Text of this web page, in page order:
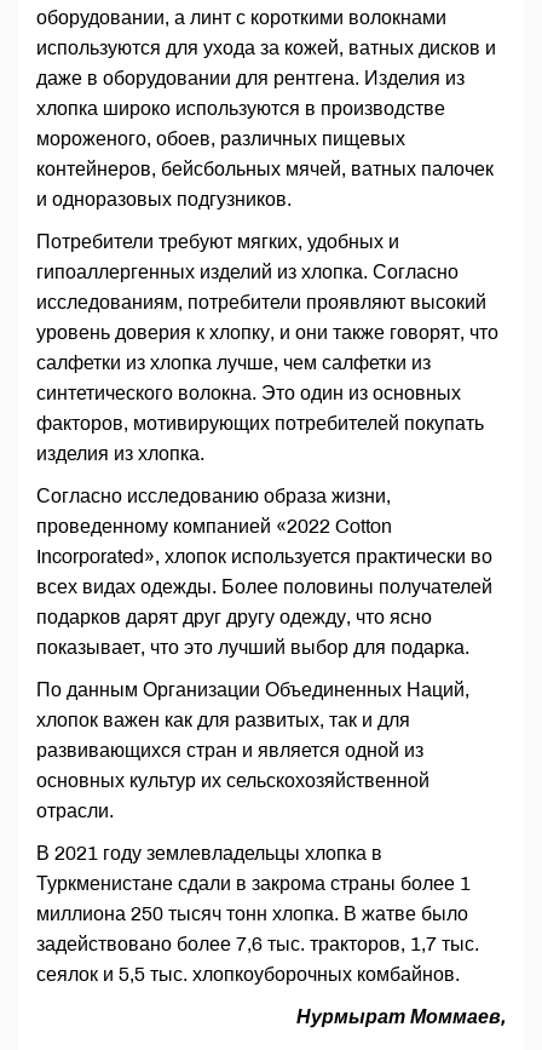
оборудовании, а линт с короткими волокнами
используются для ухода за кожей, ватных дисков и
даже в оборудовании для рентгена. Изделия из
хлопка широко используются в производстве
мороженого, обоев, различных пищевых
контейнеров, бейсбольных мячей, ватных палочек
и одноразовых подгузников.
Потребители требуют мягких, удобных и
гипоаллергенных изделий из хлопка. Согласно
исследованиям, потребители проявляют высокий
уровень доверия к хлопку, и они также говорят, что
салфетки из хлопка лучше, чем салфетки из
синтетического волокна. Это один из основных
факторов, мотивирующих потребителей покупать
изделия из хлопка.
Согласно исследованию образа жизни,
проведенному компанией «2022 Cotton
Incorporated», хлопок используется практически во
всех видах одежды. Более половины получателей
подарков дарят друг другу одежду, что ясно
показывает, что это лучший выбор для подарка.
По данным Организации Объединенных Наций,
хлопок важен как для развитых, так и для
развивающихся стран и является одной из
основных культур их сельскохозяйственной
отрасли.
В 2021 году землевладельцы хлопка в
Туркменистане сдали в закрома страны более 1
миллиона 250 тысяч тонн хлопка. В жатве было
задействовано более 7,6 тыс. тракторов, 1,7 тыс.
сеялок и 5,5 тыс. хлопкоуборочных комбайнов.
Нурмырат Моммаев,